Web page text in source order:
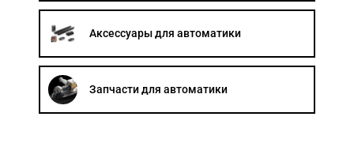
Контакты Аксессуары для автоматики
Запчасти для автоматики